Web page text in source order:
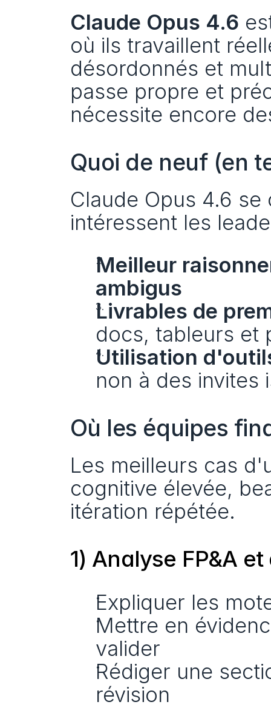
Claude Opus 4.6
où ils travaillent
désordonnés et
passe propre et
nécessite encore
Quoi de neuf (en
Claude Opus 4.6
intéressent les
Meilleur
ambigus
Livrables de
docs, tableurs et
Utilisation
non à des invites
Où les équipes
Les meilleurs cas
cognitive élevée,
itération répétée.
1) Analyse FP&A
Expliquer les
Mettre en
valider
Rédiger une
révision